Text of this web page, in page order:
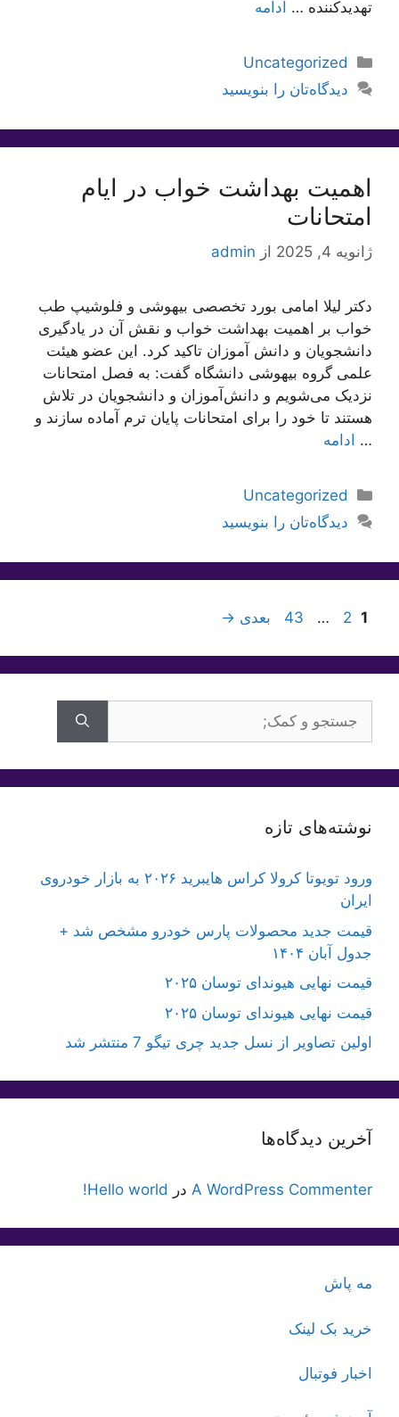
تهدیدکننده … ادامه
دسته‌ها
Uncategorized
دیدگاه‌تان را بنویسید
اهمیت بهداشت خواب در ایام
امتحانات
ژانویه 4, 2025 از admin
دکتر لیلا امامی بورد تخصصی بیهوشی و فلوشیپ طب
خواب بر اهمیت بهداشت خواب و نقش آن در یادگیری
دانشجویان و دانش آموزان تاکید کرد. این عضو هیئت
علمی گروه بیهوشی دانشگاه گفت: به فصل امتحانات
نزدیک می‌شویم و دانش‌آموزان و دانشجویان در تلاش
هستند تا خود را برای امتحانات پایان ترم آماده سازند و
… ادامه
دسته‌ها
Uncategorized
دیدگاه‌تان را بنویسید
برگه
1 برگه
2
… برگه
43 بعدی →
برای:
نوشته‌های تازه
ورود تویوتا کرولا کراس هایبرید ۲۰۲۶ به بازار خودروی
ایران
قیمت جدید محصولات پارس خودرو مشخص شد +
جدول آبان ۱۴۰۴
قیمت نهایی هیوندای توسان ۲۰۲۵
قیمت نهایی هیوندای توسان ۲۰۲۵
اولین تصاویر از نسل جدید چری تیگو 7 منتشر شد
آخرین دیدگاه‌ها
A WordPress Commenter در Hello world!
مه پاش
خرید بک لینک
اخبار فوتبال